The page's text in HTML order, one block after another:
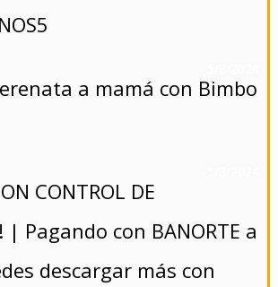
a mamá con Bimbo
CONTROL DE
| Pagando con BANORTE a
descargar más con